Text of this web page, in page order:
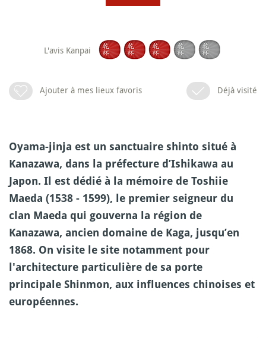
L'avis Kanpai
Ajouter à mes lieux favoris Déjà visité
Oyama-jinja est un sanctuaire shinto situé à
Kanazawa, dans la préfecture d’Ishikawa au
Japon. Il est dédié à la mémoire de Toshiie
Maeda (1538 - 1599), le premier seigneur du
clan Maeda qui gouverna la région de
Kanazawa, ancien domaine de Kaga, jusqu’en
1868. On visite le site notamment pour
l'architecture particulière de sa porte
principale Shinmon, aux influences chinoises et
européennes.